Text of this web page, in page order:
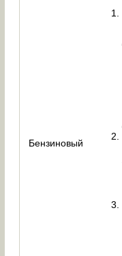
Бензиновый